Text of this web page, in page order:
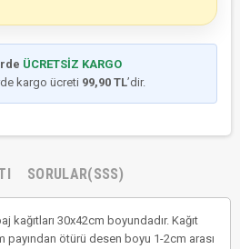
ÜCRETSİZ KARGO
kargo ücreti 99,90 TL’dir.
SORULAR(SSS)
30x42cm boyundadır. Kağıt
payından ötürü desen boyu 1-2cm arası